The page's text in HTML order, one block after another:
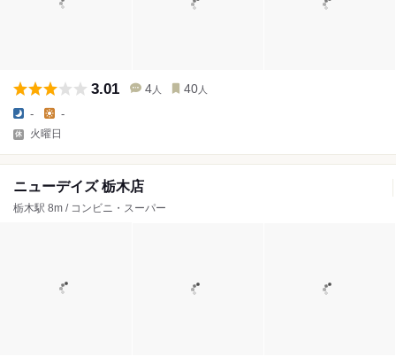
3.01 4 人 40 人
- -
火曜日
ニューデイズ 栃木店
栃木駅 8m / コンビニ・スーパー